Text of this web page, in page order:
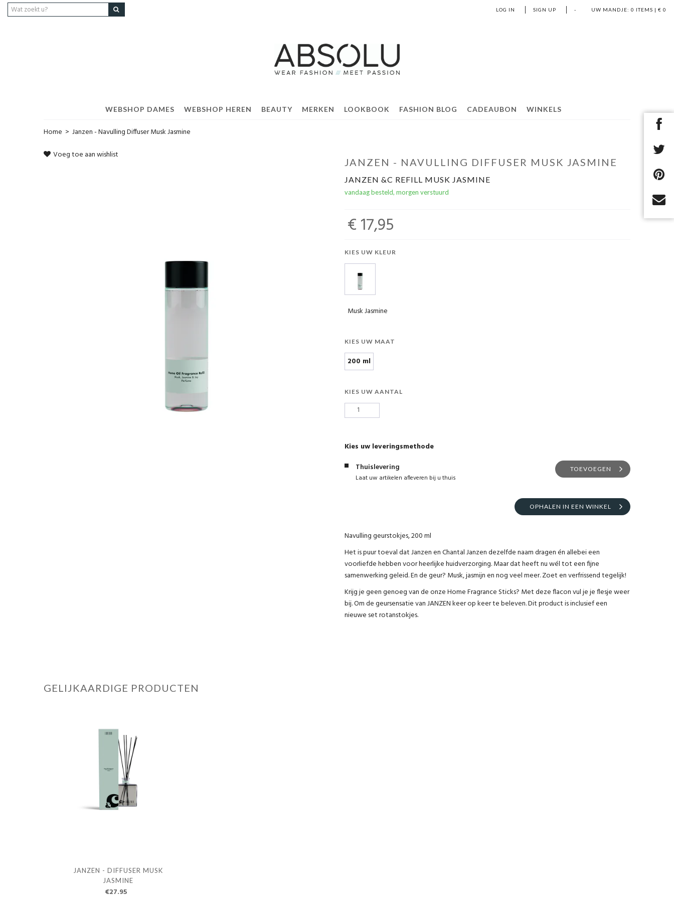
UW MANDJE: 0 ITEMS | € 0
LOG IN SIGN UP -
WEBSHOP DAMES WEBSHOP HEREN BEAUTY MERKEN LOOKBOOK FASHION BLOG CADEAUBON WINKELS
Home > Janzen - Navulling Diffuser Musk Jasmine
Voeg toe aan wishlist
JANZEN - NAVULLING DIFFUSER MUSK JASMINE
JANZEN &C REFILL MUSK JASMINE
vandaag besteld, morgen verstuurd
€ 17,95
KIES UW KLEUR
Musk Jasmine
KIES UW MAAT
200 ml
KIES UW AANTAL
Kies uw leveringsmethode
Thuislevering
Laat uw artikelen afleveren bij u thuis
TOEVOEGEN
OPHALEN IN EEN WINKEL
Navulling geurstokjes, 200 ml
Het is puur toeval dat Janzen en Chantal Janzen dezelfde naam dragen én allebei een
voorliefde hebben voor heerlijke huidverzorging. Maar dat heeft nu wél tot een fijne
samenwerking geleid. En de geur? Musk, jasmijn en nog veel meer. Zoet en verfrissend tegelijk!
Krijg je geen genoeg van de onze Home Fragrance Sticks? Met deze flacon vul je je flesje weer
bij. Om de geursensatie van JANZEN keer op keer te beleven. Dit product is inclusief een
nieuwe set rotanstokjes.
GELIJKAARDIGE PRODUCTEN
JANZEN - DIFFUSER MUSK
JASMINE
€27.95